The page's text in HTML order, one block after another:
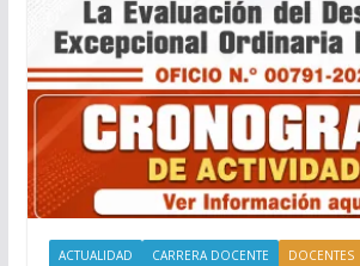
ACTUALIDAD CARRERA DOCENTE
DOCENTES